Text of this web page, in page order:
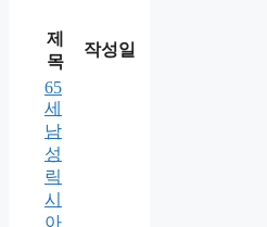
제
목
작성일
65
세
남
성
릭
시
아